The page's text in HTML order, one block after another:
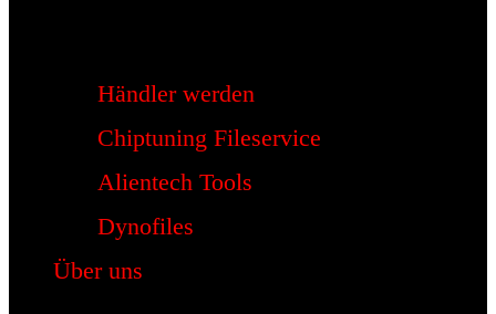
Händler werden
Chiptuning Fileservice
Alientech Tools
Dynofiles
Über uns